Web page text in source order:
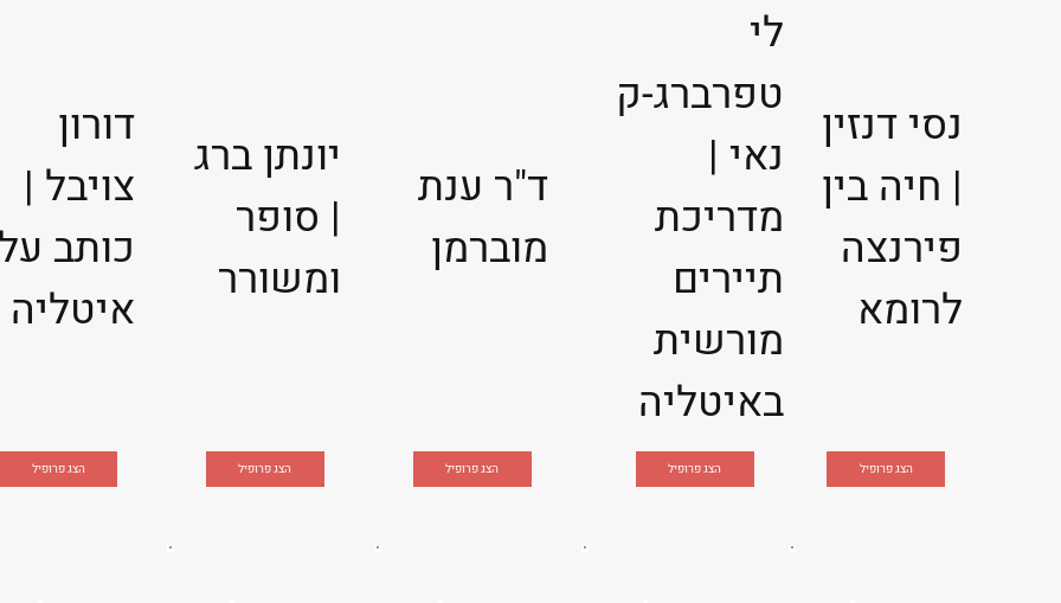
דורון
צויבל |
כותב
איטליה
הצג פרופיל
יונתן ברג
| סופר
ומשורר
הצג פרופיל
ד"ר ענת
מוברמן
הצג פרופיל
לי
טפרברג-ק
נאי |
מדריכת
תיירים
מורשית
באיטליה
הצג פרופיל
נסי דנזין
| חיה בין
פירנצה
לרומא
הצג פרופיל